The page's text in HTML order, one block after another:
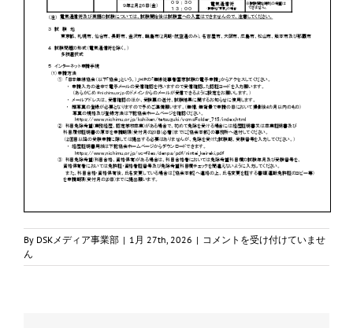
By DSKメディア事業部 | 1月 27th, 2026 | 試
日：
コメントを受け付けていませ
ん